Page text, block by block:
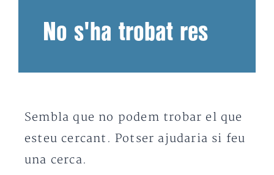
No s'ha trobat res
Sembla que no podem trobar el que
esteu cercant. Potser ajudaria si feu
una cerca.